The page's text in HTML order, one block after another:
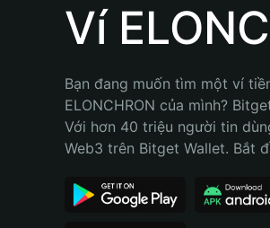
Bahasa Indonesia
Português (Brasil)
Ví
Bạn đang muốn tìm một ví
ELONCHRON của mình?
Với hơn 40 triệu người tin
Web3 trên Bitget Wallet. Bắt